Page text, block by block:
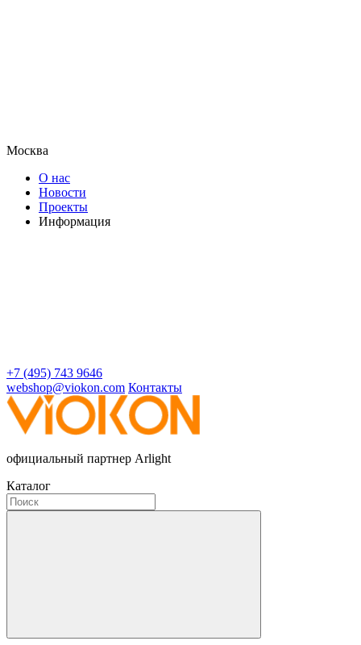
Москва
О нас
Новости
Проекты
Информация
+7 (495) 743 9646
webshop@viokon.com Контакты
официальный партнер Arlight
Каталог